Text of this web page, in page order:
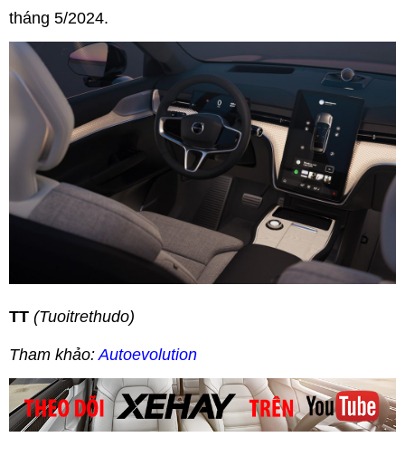
tháng 5/2024.
TT (Tuoitrethudo)
Tham khảo: Autoevolution